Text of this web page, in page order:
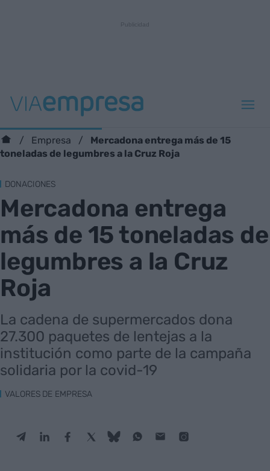
Empresa
Mercadona entrega más de 15
toneladas de legumbres a la Cruz Roja
DONACIONES
Mercadona entrega
más de 15 toneladas de
legumbres a la Cruz
Roja
La cadena de supermercados dona
27.300 paquetes de lentejas a la
institución como parte de la campaña
solidaria por la covid-19
VALORES DE EMPRESA